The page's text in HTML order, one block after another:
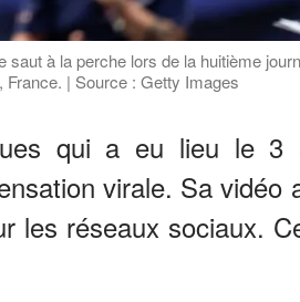
à la perche lors de la huitième
| Source : Getty Images
qui a eu lieu le 3
virale. Sa vidéo
les réseaux sociaux.